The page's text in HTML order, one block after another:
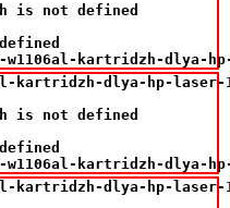
is not defined
kartridzh-dlya-
dlya-hp-laser-
is not defined
kartridzh-dlya-
dlya-hp-laser-